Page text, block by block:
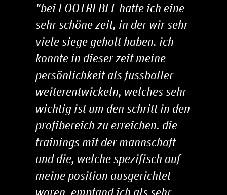
"bei FOOTREBEL hatte ich eine
sehr schöne zeit, in der wir sehr
viele siege geholt haben. ich
konnte in dieser zeit meine
persönlichkeit als fussballer
weiterentwickeln, welches sehr
wichtig ist um den schritt in den
profibereich zu erreichen. die
trainings mit der mannschaft
und die, welche spezifisch auf
meine position ausgerichtet
waren, empfand ich als sehr